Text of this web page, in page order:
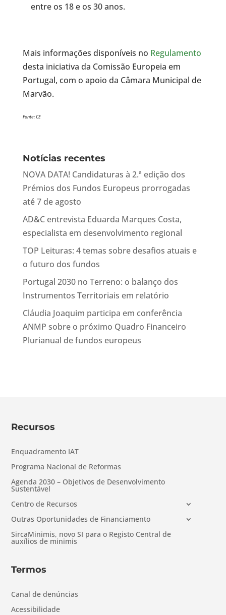
entre os 18 e os 30 anos.
Mais informações disponíveis no Regulamento
desta iniciativa da Comissão Europeia em
Portugal, com o apoio da Câmara Municipal de
Marvão.
Fonte: CE
Notícias recentes
NOVA DATA! Candidaturas à 2.ª edição dos
Prémios dos Fundos Europeus prorrogadas
até 7 de agosto
AD&C entrevista Eduarda Marques Costa,
especialista em desenvolvimento regional
TOP Leituras: 4 temas sobre desafios atuais e
o futuro dos fundos
Portugal 2030 no Terreno: o balanço dos
Instrumentos Territoriais em relatório
Cláudia Joaquim participa em conferência
ANMP sobre o próximo Quadro Financeiro
Plurianual de fundos europeus
Recursos
Enquadramento IAT
Programa Nacional de Reformas
Agenda 2030 – Objetivos de Desenvolvimento
Sustentável
Centro de Recursos
Outras Oportunidades de Financiamento
SircaMinimis, novo SI para o Registo Central de
auxílios de minimis
Termos
Canal de denúncias
Acessibilidade